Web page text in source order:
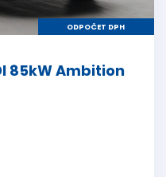
ODPOČET DPH
85kW Ambition